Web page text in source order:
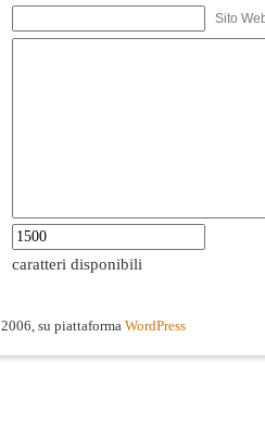
Sito
caratteri disponibili
2006, su piattaforma WordPress